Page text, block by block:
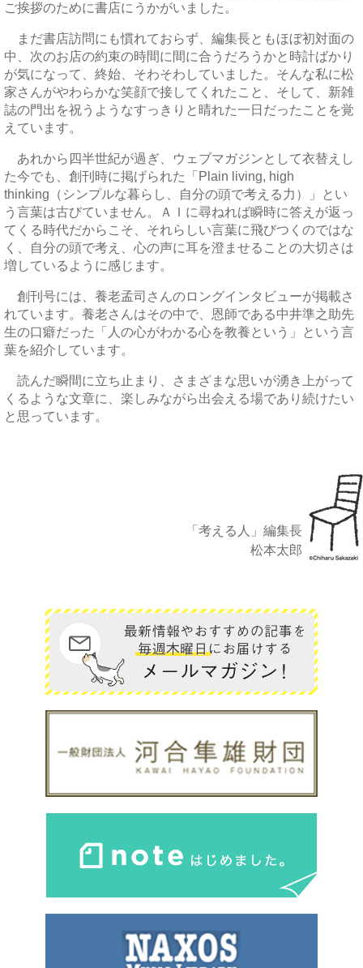
ご挨拶のために書店にうかがいました。
まだ書店訪問にも慣れておらず、編集長ともほぼ初対面の
中、次のお店の約束の時間に間に合うだろうかと時計ばかり
が気になって、終始、そわそわしていました。そんな私に松
家さんがやわらかな笑顔で接してくれたこと、そして、新雑
誌の門出を祝うようなすっきりと晴れた一日だったことを覚
えています。
あれから四半世紀が過ぎ、ウェブマガジンとして衣替えし
た今でも、創刊時に掲げられた「Plain living, high
thinking（シンプルな暮らし、自分の頭で考える力）」とい
う言葉は古びていません。ＡＩに尋ねれば瞬時に答えが返っ
てくる時代だからこそ、それらしい言葉に飛びつくのではな
く、自分の頭で考え、心の声に耳を澄ませることの大切さは
増しているように感じます。
創刊号には、養老孟司さんのロングインタビューが掲載さ
れています。養老さんはその中で、恩師である中井準之助先
生の口癖だった「人の心がわかる心を教養という」という言
葉を紹介しています。
読んだ瞬間に立ち止まり、さまざまな思いが湧き上がって
くるような文章に、楽しみながら出会える場であり続けたい
と思っています。
「考える人」編集長
松本太郎